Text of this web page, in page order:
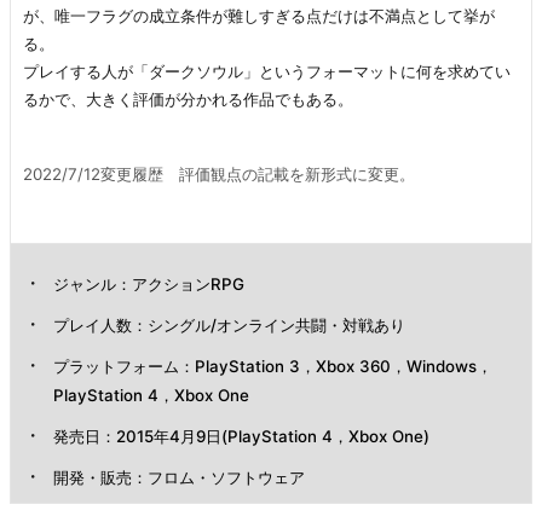
くら
3.5.
ってシ
のどこ
めれば
いい
3.6.
PS4以
売され
が、唯一フラグの成立条件が難しすぎる点だけは不満点として挙が
る。
プレイする人が「ダークソウル」というフォーマットに何を求めてい
るかで、大きく評価が分かれる作品でもある。
2022/7/12変更履歴 評価観点の記載を新形式に変更。
ジャンル：アクションRPG
プレイ人数：シングル/オンライン共闘・対戦あり
プラットフォーム：PlayStation 3，Xbox 360，Windows，
PlayStation 4，Xbox One
発売日：2015年4月9日(PlayStation 4，Xbox One)
開発・販売：フロム・ソフトウェア